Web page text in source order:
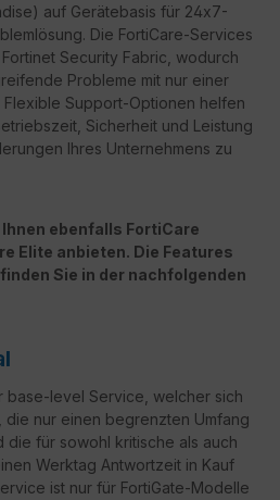
auf Gerätebasis für 24x7-
Die FortiCare-Services
Security Fabric, wodurch
Probleme mit nur einer
Support-Optionen helfen
Sicherheit und Leistung
Ihres Unternehmens zu
ebenfalls FortiCare
Elite anbieten. Die Features
Sie in der nachfolgenden
base-level Service, welcher sich
nur einen begrenzten Umfang
die für sowohl kritische als auch
Werktag Antwortzeit in Kauf
ist nur für FortiGate-Modelle